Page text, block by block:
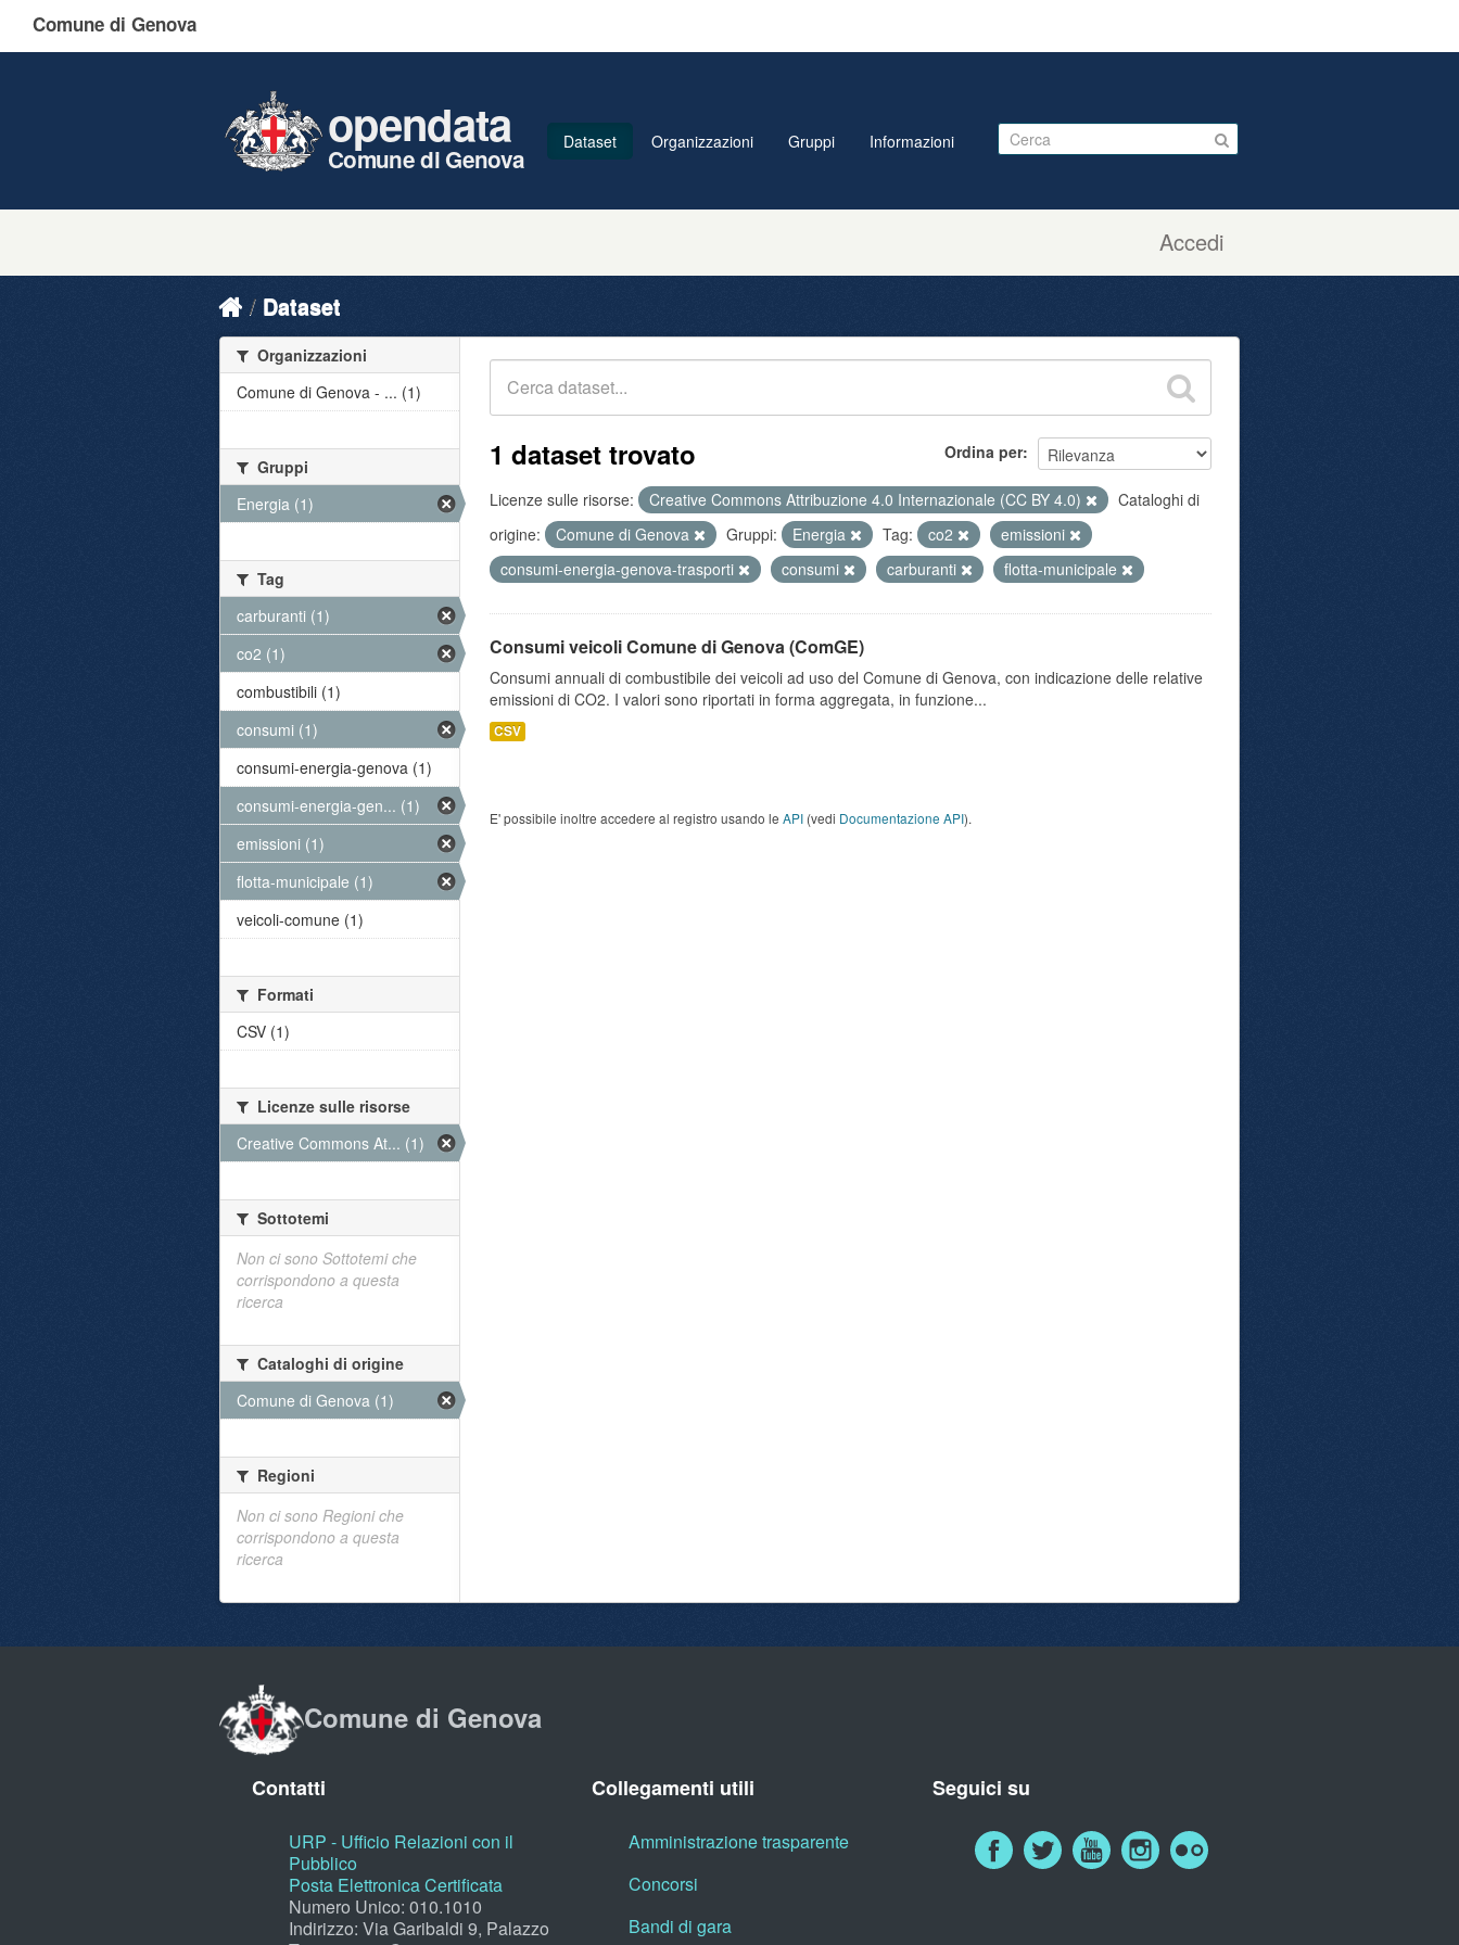
Comune di Genova
Accedi
opendata
Comune di Genova
Dataset Organizzazioni Gruppi Informazioni
Dataset
Ordina per
1 dataset trovato
Licenze sulle risorse: Creative Commons Attribuzione 4.0 Internazionale (CC BY 4.0)
Cataloghi di
origine:
Comune di Genova Gruppi: Energia Tag: co2
emissioni
consumi-energia-genova-trasporti
consumi carburanti flotta-municipale
Consumi veicoli Comune di Genova (ComGE)
Consumi annuali di combustibile dei veicoli ad uso del Comune di Genova, con indicazione delle relative
emissioni di CO2. I valori sono riportati in forma aggregata, in funzione...
CSV
E' possibile inoltre accedere al registro usando le API (vedi Documentazione API).
Organizzazioni
Comune di Genova - ... (1)
Gruppi
Energia (1)
Tag
carburanti (1)
co2 (1)
combustibili (1)
consumi (1)
consumi-energia-genova (1)
consumi-energia-gen... (1)
emissioni (1)
flotta-municipale (1)
veicoli-comune (1)
Formati
CSV (1)
Licenze sulle risorse
Creative Commons At... (1)
Sottotemi
Non ci sono Sottotemi che
corrispondono a questa
ricerca
Cataloghi di origine
Comune di Genova (1)
Regioni
Non ci sono Regioni che
corrispondono a questa
ricerca
Comune di Genova
Contatti
URP - Ufficio Relazioni con il
Pubblico
Posta Elettronica Certificata
Numero Unico: 010.1010
Indirizzo: Via Garibaldi 9, Palazzo
Collegamenti utili
Amministrazione trasparente
Concorsi
Bandi di gara
Seguici su